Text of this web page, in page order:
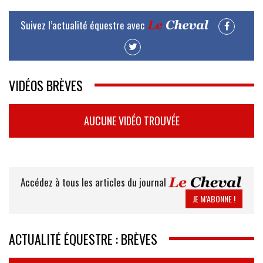
Suivez l’actualité équestre avec
VIDÉOS BRÈVES
AUCUNE VIDÉO TROUVÉE
Accédez à tous les articles du journal
JE M’ABONNE !
ACTUALITÉ ÉQUESTRE : BRÈVES